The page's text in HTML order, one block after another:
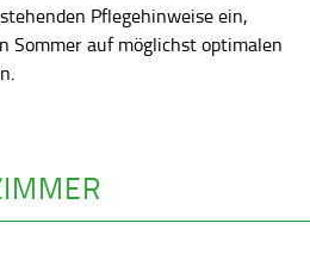
Pflegehinweise ein,
Sommer auf möglichst optimalen